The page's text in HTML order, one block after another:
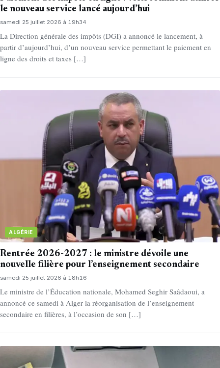
le nouveau service lancé aujourd’hui
samedi 25 juillet 2026 à 19h34
La Direction générale des impôts (DGI) a annoncé le lancement, à
partir d’aujourd’hui, d’un nouveau service permettant le paiement en
ligne des droits et taxes […]
ALGÉRIE
Rentrée 2026-2027 : le ministre dévoile une
nouvelle filière pour l’enseignement secondaire
samedi 25 juillet 2026 à 18h16
Le ministre de l’Éducation nationale, Mohamed Seghir Saâdaoui, a
annoncé ce samedi à Alger la réorganisation de l’enseignement
secondaire en filières, à l’occasion de son […]